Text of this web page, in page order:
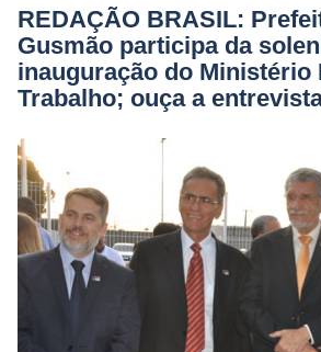
REDAÇÃO BRASIL:
Gusmão participa da
inauguração do Ministério
Trabalho; ouça a